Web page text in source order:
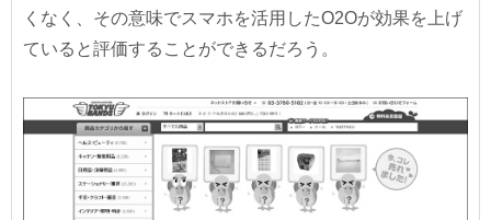
くなく、その意味でスマホを活用したO2Oが効果を上げ
ていると評価することができるだろう。